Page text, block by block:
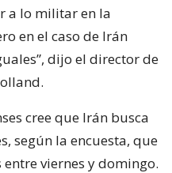
a lo militar en la
en el caso de Irán
dijo el director de
cree que Irán busca
según la encuesta, que
viernes y domingo.